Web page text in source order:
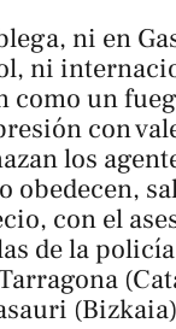
ni en
ni
un
con
los
obedecen,
con el
de la